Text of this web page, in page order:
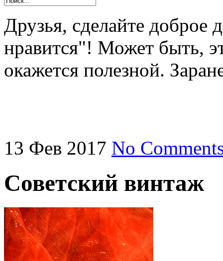
Друзья, сделайте
нравится"! Может быть,
окажется полезной.
13 Фев 2017 No
Советский винтаж